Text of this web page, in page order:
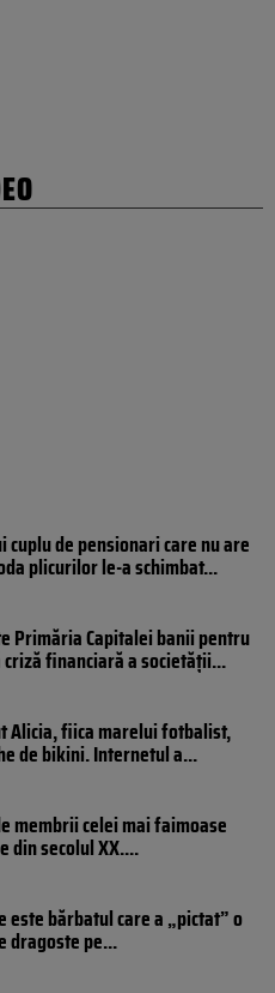
cuplu de pensionari care nu are
plicurilor le-a schimbat...
Primăria Capitalei banii pentru
criză financiară a societății...
Alicia, fiica marelui fotbalist,
de bikini. Internetul a...
membrii celei mai faimoase
din secolul XX....
este bărbatul care a „pictat” o
dragoste pe...